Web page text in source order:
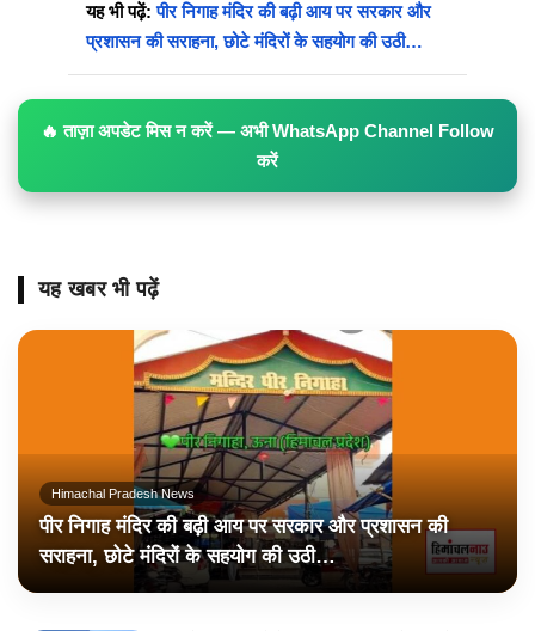
यह भी पढ़ें: पीर निगाह मंदिर की बढ़ी आय पर सरकार और
प्रशासन की सराहना, छोटे मंदिरों के सहयोग की उठी…
🔥 ताज़ा अपडेट मिस न करें — अभी WhatsApp Channel Follow
करें
यह खबर भी पढ़ें
Himachal Pradesh News
पीर निगाह मंदिर की बढ़ी आय पर सरकार और प्रशासन की
सराहना, छोटे मंदिरों के सहयोग की उठी…